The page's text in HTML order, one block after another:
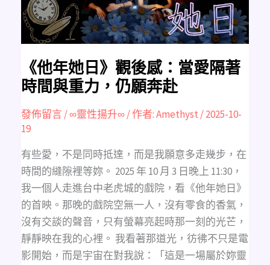
《他年她日》觀後感：當愛隔著
時間與重力，仍願奔赴
發佈留言/∞靈性揚升∞/ 作者:Amethyst/2025-10-
19
有些愛，不是同時抵達，而是我願意多走幾步，在
時間的縫隙裡等妳。 2025 年 10 月 3 日晚上 11:30，
我一個人走進台中老虎城的戲院，看《他年她日》
的首映。那晚的戲院空無一人，沒有零食的香氣，
沒有交談的聲音，只有螢幕亮起時那一刻的光芒，
靜靜映在我的心裡。 我看著那道光，彷彿不只是電
影開始，而是宇宙在對我說：「這是一場屬於妳靈
著
時
間
與
重
力，
願
奔
赴